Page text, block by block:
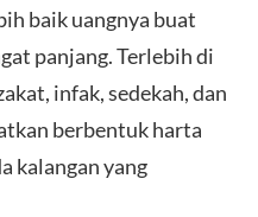
baik uangnya buat
panjang. Terlebih di
infak, sedekah, dan
berbentuk harta
kalangan yang